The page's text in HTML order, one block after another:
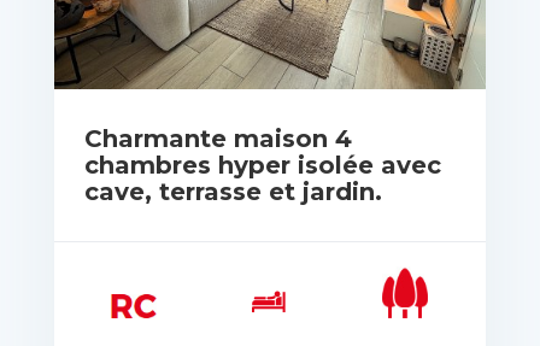
Charmante maison 4
chambres hyper isolée avec
cave, terrasse et jardin.